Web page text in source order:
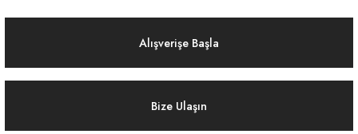
Alışverişe Başla
Bize Ulaşın